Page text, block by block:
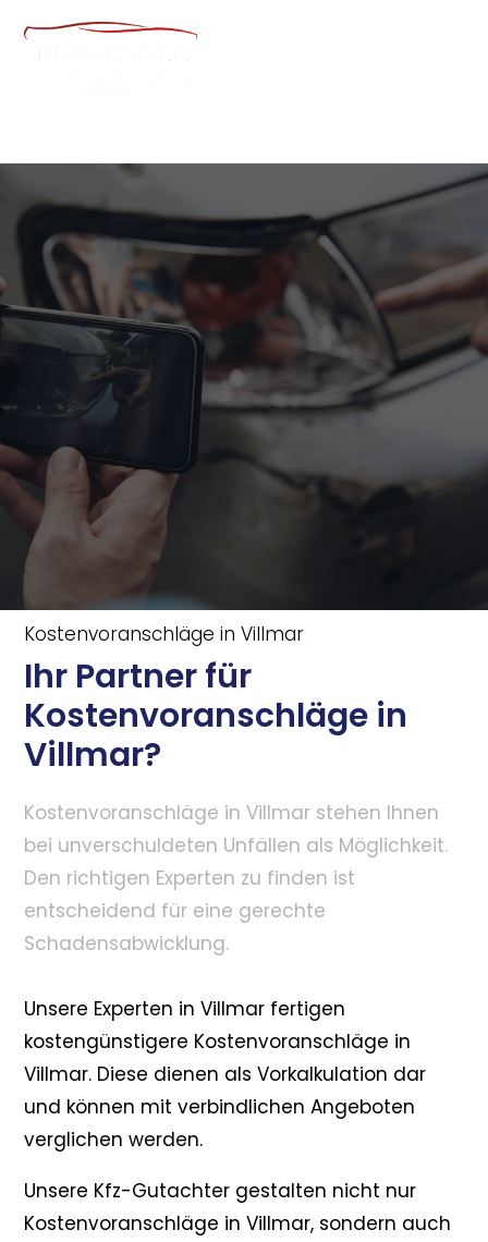
Kostenvoranschläge in Villmar
Ihr Partner für
Kostenvoranschläge in
Villmar?
Kostenvoranschläge in Villmar stehen Ihnen
bei unverschuldeten Unfällen als Möglichkeit.
Den richtigen Experten zu finden ist
entscheidend für eine gerechte
Schadensabwicklung.
Unsere Experten in Villmar fertigen
kostengünstigere Kostenvoranschläge in
Villmar. Diese dienen als Vorkalkulation dar
und können mit verbindlichen Angeboten
verglichen werden.
Unsere Kfz-Gutachter gestalten nicht nur
Kostenvoranschläge in Villmar, sondern auch